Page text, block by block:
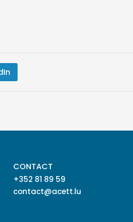
CONTACT
+352 81 89 59
contact@acett.lu